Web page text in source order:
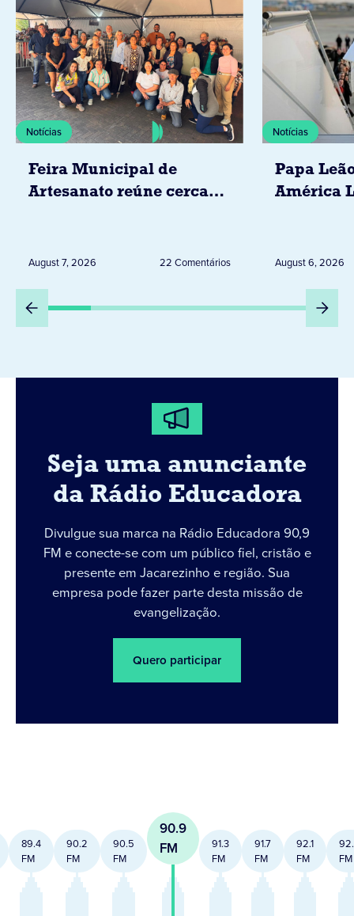
Notícias
Feira Municipal de
Artesanato reúne cerca
August 7, 2026 22 Comentários
Notícias
Papa
América
Peru
August 6, 2026
Seja uma anunciante
da Rádio Educadora
Divulgue sua marca na Rádio Educadora 90,9
FM e conecte-se com um público fiel, cristão e
presente em Jacarezinho e região. Sua
empresa pode fazer parte desta missão de
evangelização.
Quero participar
89.4
FM
90.2
FM
90.5
FM
90.9
FM
91.3
FM
91.7
FM
92.1
FM
FM